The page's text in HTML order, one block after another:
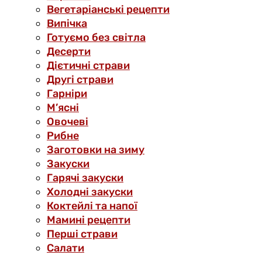
Вегетаріанські рецепти
Випічка
Готуємо без світла
Десерти
Дієтичні страви
Другі страви
Гарніри
М’ясні
Овочеві
Рибне
Заготовки на зиму
Закуски
Гарячі закуски
Холодні закуски
Коктейлі та напої
Мамині рецепти
Перші страви
Салати